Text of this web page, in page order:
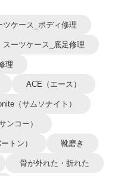
ツケース_ボディ修理
スーツケース_底足修理
理
ACE（エース）
（サムソナイト）
ンコー）
トン） 靴磨き
骨が外れた・折れた